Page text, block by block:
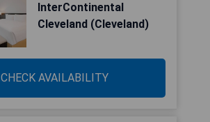
InterContinental
Cleveland (Cleveland)
CHECK AVAILABILITY